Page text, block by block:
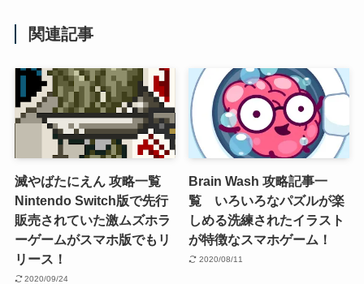
関連記事
滅やばたにえん 攻略一覧
Nintendo Switch版で先行
販売されていた激ムズホラ
ーゲームがスマホ版でもリ
リース！
2020/09/24
Brain Wash 攻略記事一
覧 いろいろなパズルが楽
しめる洗練されたイラスト
が特徴なスマホゲーム！
2020/08/11